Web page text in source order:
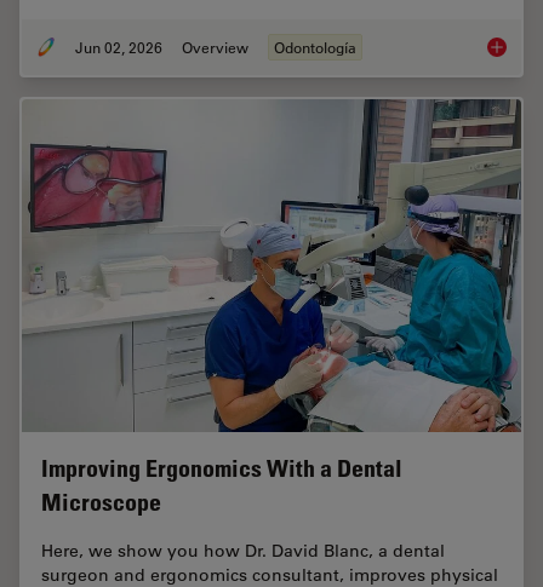
Jun 02, 2026 Overview Odontología Six
Improving Ergonomics With a Dental
Microscope
Here, we show you how Dr. David Blanc, a dental
surgeon and ergonomics consultant, improves physical